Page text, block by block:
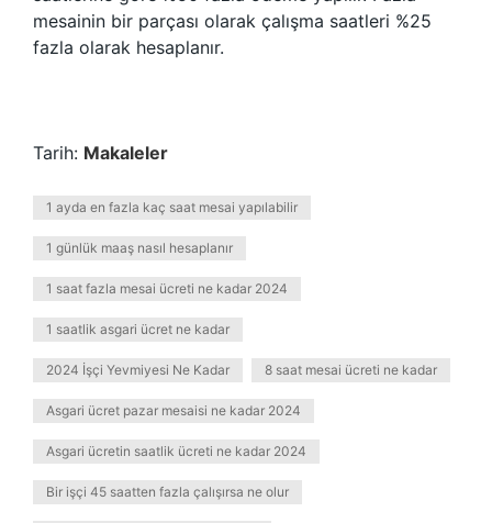
mesainin bir parçası olarak çalışma saatleri %25
fazla olarak hesaplanır.
Tarih: Makaleler
1 ayda en fazla kaç saat mesai yapılabilir
1 günlük maaş nasıl hesaplanır
1 saat fazla mesai ücreti ne kadar 2024
1 saatlik asgari ücret ne kadar
2024 İşçi Yevmiyesi Ne Kadar 8 saat mesai ücreti ne kadar
Asgari ücret pazar mesaisi ne kadar 2024
Asgari ücretin saatlik ücreti ne kadar 2024
Bir işçi 45 saatten fazla çalışırsa ne olur